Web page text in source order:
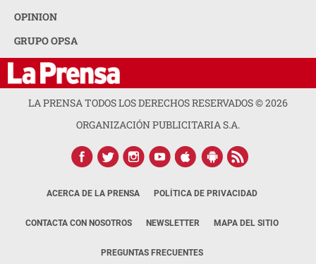
OPINION
GRUPO OPSA
LA PRENSA TODOS LOS DERECHOS RESERVADOS ©2026
ORGANIZACIÓN PUBLICITARIA S.A.
ACERCA DE LA PRENSA POLÍTICA DE PRIVACIDAD
CONTACTA CON NOSOTROS NEWSLETTER MAPA DEL SITIO
PREGUNTAS FRECUENTES